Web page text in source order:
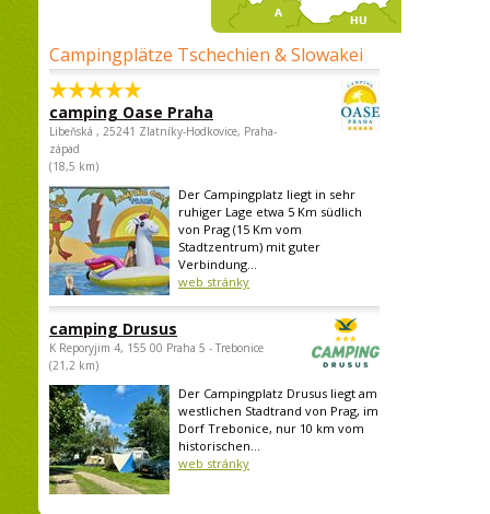
Campingplätze Tschechien & Slowakei
camping Oase Praha
Libeňská , 25241 Zlatníky-Hodkovice, Praha-
západ
(18,5 km)
Der Campingplatz liegt in sehr
ruhiger Lage etwa 5 Km südlich
von Prag (15 Km vom
Stadtzentrum) mit guter
Verbindung...
web stránky
camping Drusus
K Reporyjim 4, 155 00 Praha 5 - Trebonice
(21,2 km)
Der Campingplatz Drusus liegt am
westlichen Stadtrand von Prag, im
Dorf Trebonice, nur 10 km vom
historischen...
web stránky